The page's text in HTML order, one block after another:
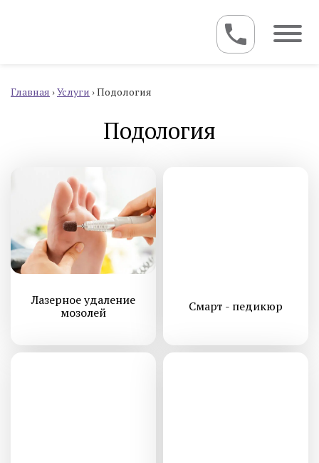
Главная ›Услуги ›Подология
Подология
Лазерное удаление
мозолей
Смарт - педикюр